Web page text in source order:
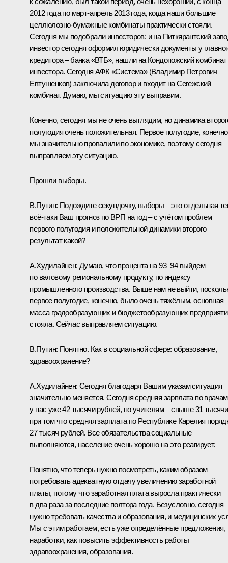
2012 года по март-апрель 2013 года, когда наши большие
целлюлозно-бумажные комбинаты практически стояли.
Сегодня мы подобрали инвесторов: и на Питкярантский
инвестор сегодня оформил юридически документы у
кредитора – банка «ВТБ», нашли на Кондопожский комбинат
инвестора. Сегодня АФК «Система» (Владимир Петрович
Евтушенков) заключила договор и входит на Сегежский
комбинат. Думаю, мы ситуацию эту выправим.
Конечно, сегодня мы не очень выглядим, но динамика
полугодия очень положительная. Первое полугодие,
мы значительно провалили по экономике, поэтому сегодня
выправляем эту ситуацию.
Прошли выборы.
В.Путин: Подождите секундочку, выборы – это отдельная
всё‑таки Ваш прогноз по ВРП на год – с учётом проблем
первого полугодия и положительной динамики второго
результат какой?
А.Худилайнен: Думаю, что процента на 93–94 выйдем
по валовому региональному продукту, по индексу
промышленного производства. Выше нам не выйти,
первое полугодие, конечно, было очень тяжёлым, основная
масса градообразующих и бюджетообразующих
стояла. Сейчас выправляем ситуацию.
В.Путин: Понятно. Как в социальной сфере: образование,
здравоохранение?
А.Худилайнен: Сегодня благодаря Вашим указам ситуация
значительно меняется. Сегодня средняя зарплата по врачам
у нас уже 42 тысячи рублей, по учителям – свыше 31
при том что средняя зарплата по Республике Карелия
27 тысяч рублей. Все обязательства социальные
выполняются, население очень хорошо на это реагирует.
Понятно, что теперь нужно посмотреть, каким образом
потребовать адекватную отдачу увеличению заработной
платы, потому что заработная плата выросла практически
в два раза за последние полтора года. Безусловно, сегодня
нужно требовать качества и образования, и медицинских
Мы с этим работаем, есть уже определённые предложения,
наработки, как повысить эффективность работы
здравоохранения, образования.